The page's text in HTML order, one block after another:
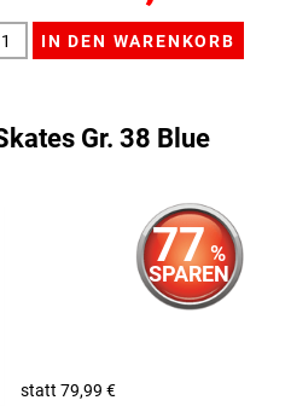
Gr. 38 Blue
77 %
SPAREN
statt 79,99 €